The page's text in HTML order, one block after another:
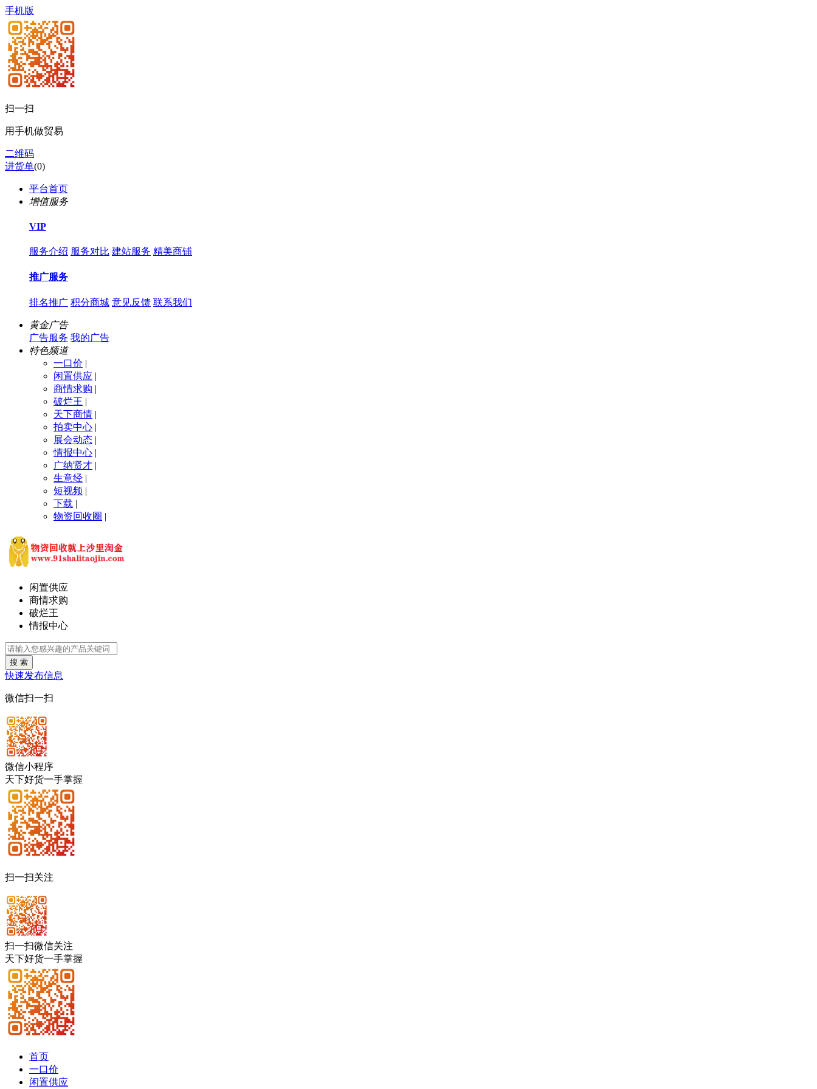
手机版
扫一扫
用手机做贸易
二维码
进货单(0)
平台首页
增值服务
VIP
服务介绍 服务对比 建站服务 精美商铺
推广服务
排名推广 积分商城 意见反馈 联系我们
黄金广告
广告服务 我的广告
特色频道
一口价 |
闲置供应 |
商情求购 |
破烂王 |
天下商情 |
拍卖中心 |
展会动态 |
情报中心 |
广纳贤才 |
生意经 |
短视频 |
下载 |
物资回收圈 |
闲置供应
商情求购
破烂王
情报中心
搜 索
快速发布信息
微信扫一扫
微信小程序
天下好货一手掌握
扫一扫关注
扫一扫微信关注
天下好货一手掌握
首页
一口价
闲置供应